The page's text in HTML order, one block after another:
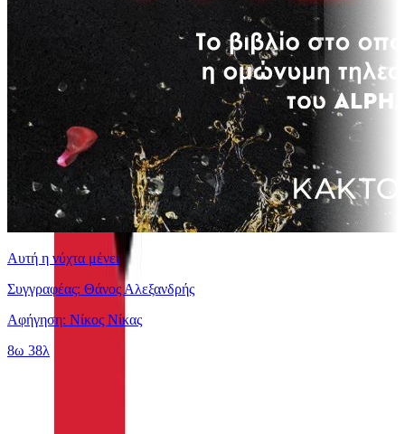
Αυτή η νύχτα μένει
Συγγραφέας: Θάνος Αλεξανδρής
Αφήγηση: Νίκος Νίκας
8ω 38λ